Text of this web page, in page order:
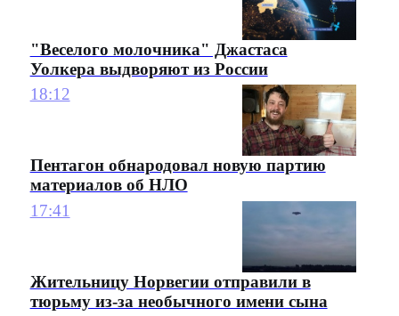
"Веселого молочника" Джастаса
Уолкера выдворяют из России
18:12
Пентагон обнародовал новую партию
материалов об НЛО
17:41
Жительницу Норвегии отправили в
тюрьму из-за необычного имени сына